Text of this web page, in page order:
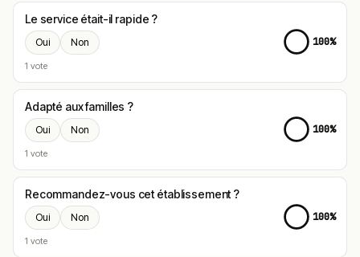
Le service était-il rapide ?
Oui Non
1 vote
100%
Adapté aux familles ?
Oui Non
1 vote
100%
Recommandez-vous cet établissement ?
Oui Non
1 vote
100%